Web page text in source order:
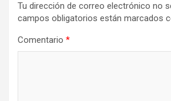
Tu dirección de correo electrónico no
campos obligatorios están marcados
Comentario *